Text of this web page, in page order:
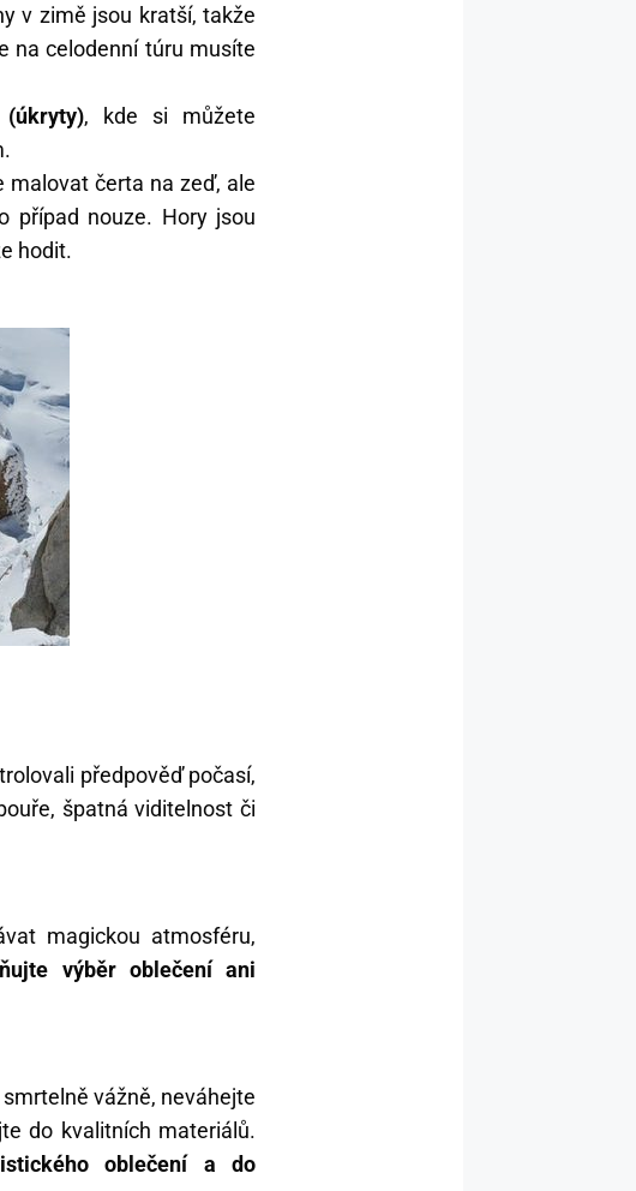
v zimě jsou kratší, takže
na celodenní túru musíte
, kde si můžete
malovat čerta na zeď, ale
případ nouze. Hory jsou
hodit.
předpověď počasí,
špatná viditelnost či
magickou atmosféru,
výběr oblečení ani
vážně, neváhejte
do kvalitních materiálů.
oblečení a do